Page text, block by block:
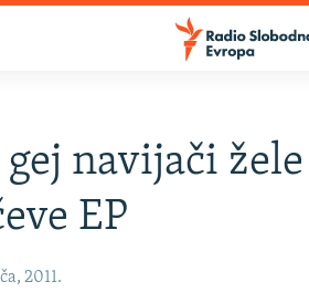
navijači
EP
2011.